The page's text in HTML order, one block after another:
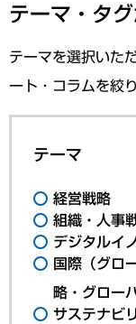
テーマ・タ
テーマを選択いた
ート・コラムを絞
テーマ
経営戦略
組織・人事
デジタルイ
国際（グロ
略・グロー
サステナビ